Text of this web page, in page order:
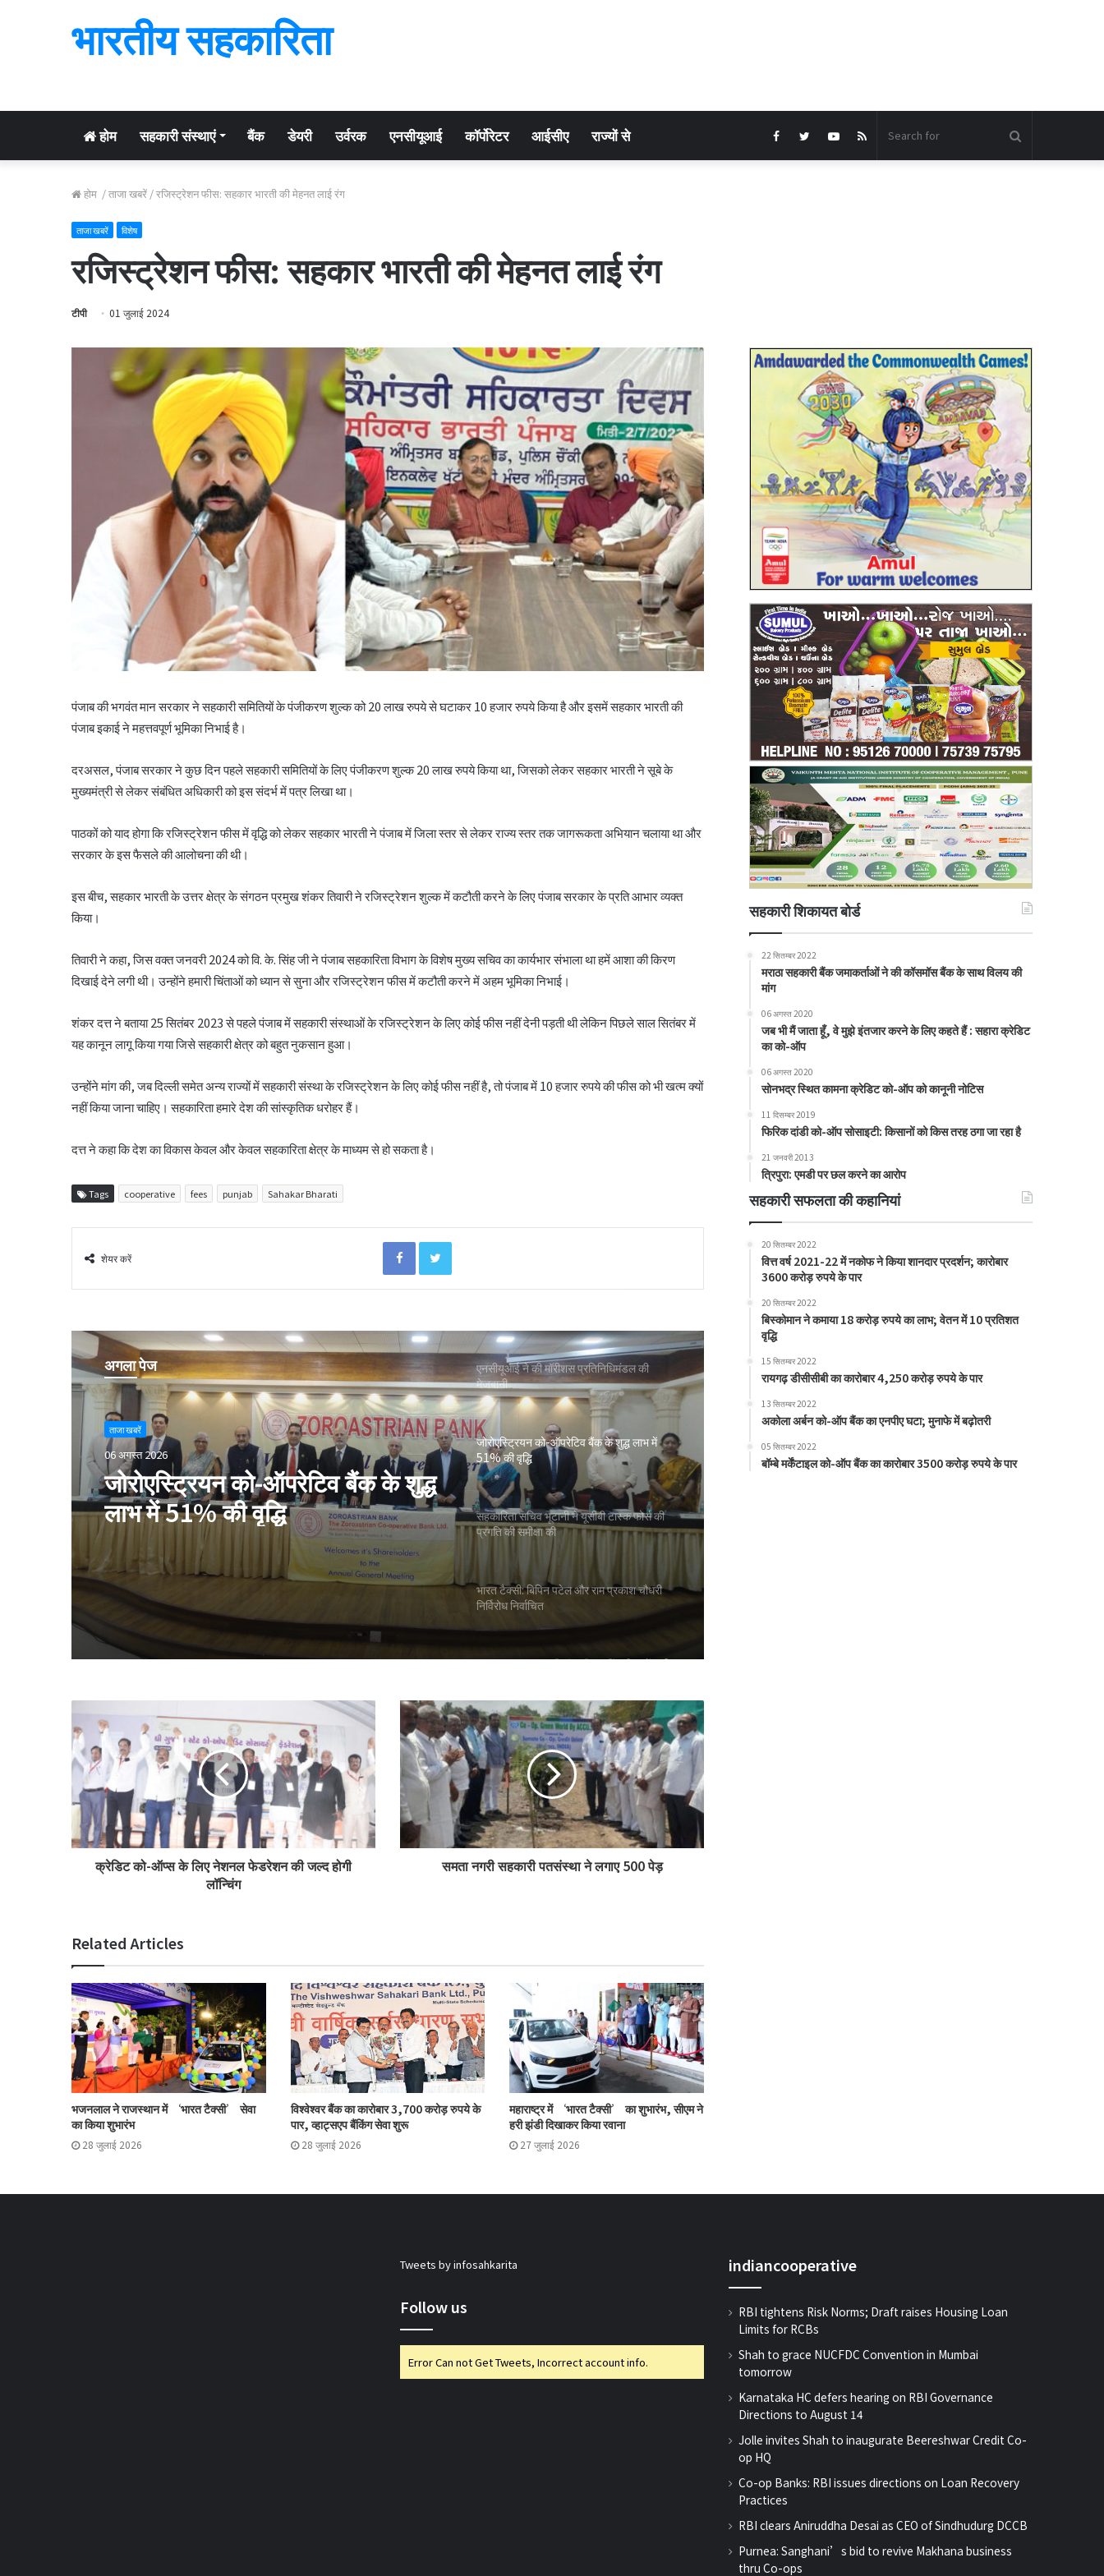
भारतीय सहकारिता
होम सहकारी संस्थाएं बैंक डेयरी उर्वरक एनसीयूआई कॉर्पोरेटर आईसीए राज्यों से RSS
YouTube
Twitter
Facebook
होम /ताजा खबरें /रजिस्ट्रेशन फीस: सहकार भारती की मेहनत लाई रंग
ताजा खबरें विशेष
रजिस्ट्रेशन फीस: सहकार भारती की मेहनत लाई रंग
टीपी 01 जुलाई 2024
पंजाब की भगवंत मान सरकार ने सहकारी समितियों के पंजीकरण शुल्क को 20 लाख रुपये से घटाकर 10 हजार रुपये किया है और इसमें सहकार भारती की
पंजाब इकाई ने महत्तवपूर्ण भूमिका निभाई है।
दरअसल, पंजाब सरकार ने कुछ दिन पहले सहकारी समितियों के लिए पंजीकरण शुल्क 20 लाख रुपये किया था, जिसको लेकर सहकार भारती ने सूबे के
मुख्यमंत्री से लेकर संबंधित अधिकारी को इस संदर्भ में पत्र लिखा था।
पाठकों को याद होगा कि रजिस्ट्रेशन फीस में वृद्धि को लेकर सहकार भारती ने पंजाब में जिला स्तर से लेकर राज्य स्तर तक जागरूकता अभियान चलाया था और
सरकार के इस फैसले की आलोचना की थी।
इस बीच, सहकार भारती के उत्तर क्षेत्र के संगठन प्रमुख शंकर तिवारी ने रजिस्ट्रेशन शुल्क में कटौती करने के लिए पंजाब सरकार के प्रति आभार व्यक्त
किया।
तिवारी ने कहा, जिस वक्त जनवरी 2024 को वि. के. सिंह जी ने पंजाब सहकारिता विभाग के विशेष मुख्य सचिव का कार्यभार संभाला था हमें आशा की किरण
दिखाई देने लगी थी। उन्होंने हमारी चिंताओं को ध्यान से सुना और रजिस्ट्रेशन फीस में कटौती करने में अहम भूमिका निभाई।
शंकर दत्त ने बताया 25 सितंबर 2023 से पहले पंजाब में सहकारी संस्थाओं के रजिस्ट्रेशन के लिए कोई फीस नहीं देनी पड़ती थी लेकिन पिछले साल सितंबर में
यह कानून लागू किया गया जिसे सहकारी क्षेत्र को बहुत नुकसान हुआ।
उन्होंने मांग की, जब दिल्ली समेत अन्य राज्यों में सहकारी संस्था के रजिस्ट्रेशन के लिए कोई फीस नहीं है, तो पंजाब में 10 हजार रुपये की फीस को भी खत्म क्यों
नहीं किया जाना चाहिए। सहकारिता हमारे देश की सांस्कृतिक धरोहर हैं।
दत्त ने कहा कि देश का विकास केवल और केवल सहकारिता क्षेत्र के माध्यम से हो सकता है।
Tags cooperative fees punjab Sahakar Bharati
शेयर करें
FacebookTwitter
अगला पेज
ताजा खबरें
06 अगस्त 2026
जोरोएस्ट्रियन को-ऑपरेटिव बैंक के शुद्ध
लाभ में 51% की वृद्धि
को दी मंजूरी
विद्यार्थियों ने लिया प्रवेश
‘कोऑपरेशन अमंग कोऑपरेटिव्स’ से कोऑप बैंकों
एनसीयूआई ने की मॉरीशस प्रतिनिधिमंडल की
मेजबानी
जोरोएस्ट्रियन को-ऑपरेटिव बैंक के शुद्ध लाभ में
51% की वृद्धि
सहकारिता सचिव भूटानी ने यूसीबी टास्क फोर्स की
प्रगति की समीक्षा की
भारत टैक्सी: बिपिन पटेल और राम प्रकाश चौधरी
निर्विरोध निर्वाचित
गुजरात राज्य सहकारी संघ की 67वीं एजीएम में अमीन
सीईए ने एनसीयूआई जीसी के 15 सदस्यों के चुनाव
को दी मंजूरी
टीएसयू का तेजी से विस्तार, 16 संस्थान संबद्ध; 350
विद्यार्थियों ने लिया प्रवेश
‘कोऑपरेशन अमंग कोऑपरेटिव्स’ से कोऑप बैंकों
को 20 हजार करोड़: भूटानी
एनसीयूआई ने की मॉरीशस प्रतिनिधिमंडल की
51% की वृद्धि
प्रगति की समीक्षा की
निर्विरोध निर्वाचित
क्रेडिट को-ऑप्स के लिए नेशनल फेडरेशन की जल्द होगी
लॉन्चिंग
समता नगरी सहकारी पतसंस्था ने लगाए 500 पेड़
Related Articles
भजनलाल ने राजस्थान में ‘भारत टैक्सी’ सेवा
का किया शुभारंभ
28 जुलाई 2026
विश्वेश्वर बैंक का कारोबार 3,700 करोड़ रुपये के
पार, व्हाट्सएप बैंकिंग सेवा शुरू
28 जुलाई 2026
महाराष्ट्र में ‘भारत टैक्सी’ का शुभारंभ, सीएम ने
हरी झंडी दिखाकर किया रवाना
27 जुलाई 2026
सहकारी शिकायत बोर्ड
22 सितम्बर 2022
मराठा सहकारी बैंक जमाकर्ताओं ने की कॉसमॉस बैंक के साथ विलय की
मांग
06 अगस्त 2020
जब भी मैं जाता हूँ, वे मुझे इंतजार करने के लिए कहते हैं : सहारा क्रेडिट
का को-ऑप
06 अगस्त 2020
सोनभद्र स्थित कामना क्रेडिट को-ऑप को कानूनी नोटिस
11 दिसम्बर 2019
फिरिक दांडी को-ऑप सोसाइटी: किसानों को किस तरह ठगा जा रहा है
21 जनवरी 2013
त्रिपुरा: एमडी पर छल करने का आरोप
सहकारी सफलता की कहानियां
20 सितम्बर 2022
वित्त वर्ष 2021-22 में नकोफ ने किया शानदार प्रदर्शन; कारोबार
3600 करोड़ रुपये के पार
20 सितम्बर 2022
बिस्कोमान ने कमाया 18 करोड़ रुपये का लाभ; वेतन में 10 प्रतिशत
वृद्धि
15 सितम्बर 2022
रायगढ़ डीसीसीबी का कारोबार 4,250 करोड़ रुपये के पार
13 सितम्बर 2022
अकोला अर्बन को-ऑप बैंक का एनपीए घटा; मुनाफे में बढ़ोतरी
05 सितम्बर 2022
बॉम्बे मर्केंटाइल को-ऑप बैंक का कारोबार 3500 करोड़ रुपये के पार
Tweets by infosahkarita
Follow us
Error Can not Get Tweets, Incorrect account info.
indiancooperative
RBI tightens Risk Norms; Draft raises Housing Loan
Limits for RCBs
Shah to grace NUCFDC Convention in Mumbai
tomorrow
Karnataka HC defers hearing on RBI Governance
Directions to August 14
Jolle invites Shah to inaugurate Beereshwar Credit Co-
op HQ
Co-op Banks: RBI issues directions on Loan Recovery
Practices
RBI clears Aniruddha Desai as CEO of Sindhudurg DCCB
Purnea: Sanghani’s bid to revive Makhana business
thru Co-ops